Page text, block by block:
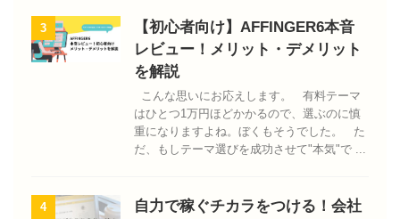
3
【初心者向け】AFFINGER6本音
レビュー！メリット・デメリット
を解説
こんな思いにお応えします。 有料テーマ
はひとつ1万円ほどかかるので、選ぶのに慎
重になりますよね。ぼくもそうでした。 た
だ、もしテーマ選びを成功させて"本気"で ...
4
自力で稼ぐチカラをつける！会社